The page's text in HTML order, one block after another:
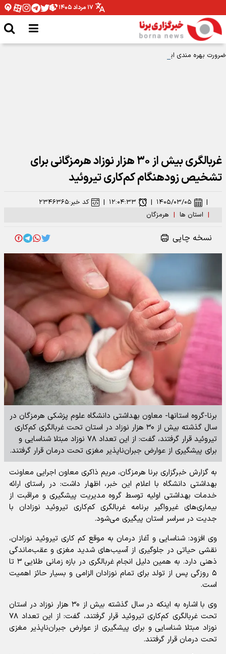
۱۷ مرداد ۱۴۰۵
ضرورت بهره مندی ایثارگران از ظرفیت های ورزشی البرز
غربالگری بیش از ۳۰ هزار نوزاد هرمزگانی برای
تشخیص زودهنگام کم‌کاری تیروئید
| استان ها | هرمزگان
| ۱۴۰۵/۰۳/۰۵ | ۱۲:۰۴:۳۳ | کد خبر:۲۳۴۶۳۶۵
نسخه چاپی
برنا-گروه استانها- معاون بهداشتی دانشگاه علوم پزشکی هرمزگان در
سال گذشته بیش از ۳۰ هزار نوزاد در استان تحت غربالگری کم‌کاری
تیروئید قرار گرفتند، گفت: از این تعداد ۷۸ نوزاد مبتلا شناسایی و
برای پیشگیری از عوارض جبران‌ناپذیر مغزی تحت درمان قرار گرفتند.
به گزارش خبرگزاری برنا هرمزگان، مریم ذاکری معاون اجرایی معاونت
بهداشتی دانشگاه با اعلام این خبر، اظهار داشت: در راستای ارائه
خدمات بهداشتی اولیه توسط گروه مدیریت پیشگیری و مراقبت از
بیماری‌های غیرواگیر برنامه غربالگری کم‌کاری تیروئید نوزادان با
جدیت در سراسر استان پیگیری می‌شود.
وی افزود: شناسایی و آغاز درمان به موقع کم کاری تیروئید نوزادان،
نقشی حیاتی در جلوگیری از آسیب‌های شدید مغزی و عقب‌ماندگی
ذهنی دارد. به همین دلیل انجام غربالگری در بازه زمانی طلایی ۳ تا
۵ روزگی پس از تولد برای تمام نوزادان الزامی و بسیار حائز اهمیت
است.
وی با اشاره به اینکه در سال گذشته بیش از ۳۰ هزار نوزاد در استان
تحت غربالگری کم‌کاری تیروئید قرار گرفتند، گفت: از این تعداد ۷۸
نوزاد مبتلا شناسایی و برای پیشگیری از عوارض جبران‌ناپذیر مغزی
تحت درمان قرار گرفتند.